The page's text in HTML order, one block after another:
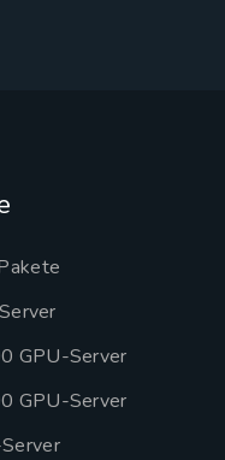
GPU-Server
GPU-Server